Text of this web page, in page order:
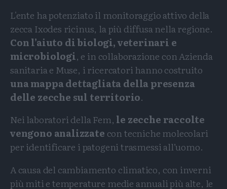
L'ente ha potenziato il monitoraggio attivo della
zecca Ixodes ricinus, la più diffusa nella regione.
Con l’aiuto di biologi, veterinari e
microbiologi, e in collaborazione con Azienda
sanitaria e Muse, i ricercatori hanno costruito
una mappa dettagliata della presenza
delle zecche sul territorio.
Nei laboratori della Fem, le zecche raccolte
vengono analizzate con tecniche molecolari
per identificare i patogeni trasmessi all’uomo.
A causa del cambiamento climatico, con inverni
più miti e temperature medie annuali più alte, le